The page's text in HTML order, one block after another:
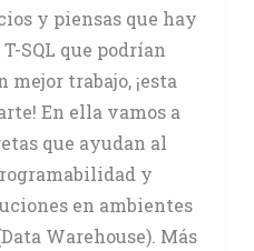
y piensas que hay
SQL que podrían
trabajo, ¡esta
En ella vamos a
que ayudan al
y
en ambientes
Warehouse). Más